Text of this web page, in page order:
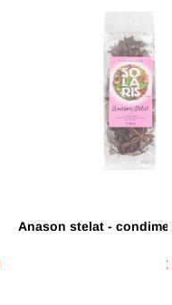
Anason stelat -